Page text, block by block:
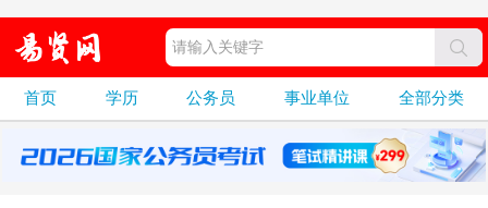
首页 学历 公务员 事业单位 全部分类